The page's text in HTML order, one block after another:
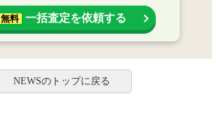
無料 一括査定を依頼する
NEWSのトップに戻る